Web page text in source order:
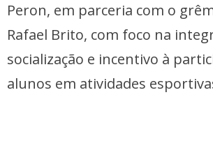
Peron, em parceria com o
Rafael Brito, com foco na
socialização e incentivo à
alunos em atividades